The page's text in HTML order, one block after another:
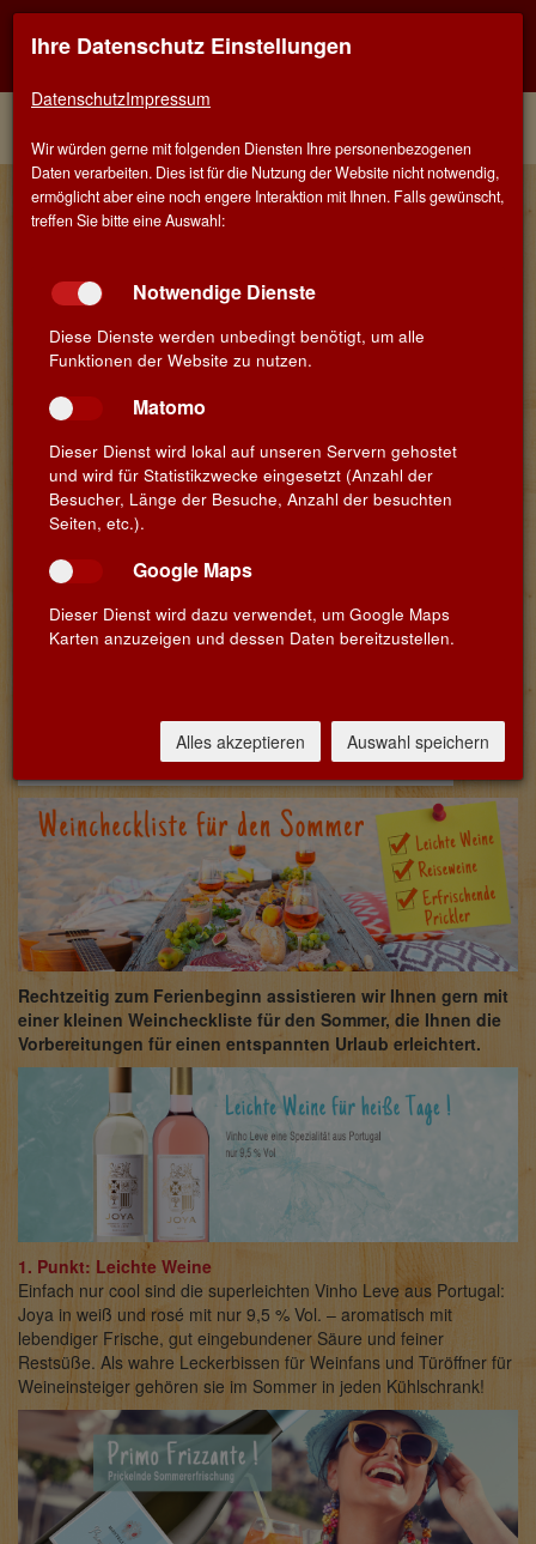
Wein-Musketier Blog
Wein oder BIB genannt und herrlich
erfrischende Weine aus Sauvignon Blanc
Veröffentlicht am 8. Juli 2019 von Kerstin Rippchen
Rechtzeitig zum Ferienbeginn assistieren wir Ihnen gern mit
einer kleinen Weincheckliste für den Sommer, die Ihnen die
Vorbereitungen für einen entspannten Urlaub erleichtert.
1. Punkt: Leichte Weine
Einfach nur cool sind die superleichten Vinho Leve aus Portugal:
Joya in weiß und rosé mit nur 9,5 % Vol. – aromatisch mit
lebendiger Frische, gut eingebundener Säure und feiner
Restsüße. Als wahre Leckerbissen für Weinfans und Türöffner für
Weineinsteiger gehören sie im Sommer in jeden Kühlschrank!
Ihre Datenschutz Einstellungen
DatenschutzImpressum
Wir würden gerne mit folgenden Diensten Ihre personenbezogenen
Daten verarbeiten. Dies ist für die Nutzung der Website nicht notwendig,
ermöglicht aber eine noch engere Interaktion mit Ihnen. Falls gewünscht,
treffen Sie bitte eine Auswahl:
Notwendige Dienste
Diese Dienste werden unbedingt benötigt, um alle
Funktionen der Website zu nutzen.
Matomo
Dieser Dienst wird lokal auf unseren Servern gehostet
und wird für Statistikzwecke eingesetzt (Anzahl der
Besucher, Länge der Besuche, Anzahl der besuchten
Seiten, etc.).
Google Maps
Dieser Dienst wird dazu verwendet, um Google Maps
Karten anzuzeigen und dessen Daten bereitzustellen.
Alles akzeptieren Auswahl speichern